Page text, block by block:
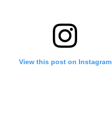
View this post on Instagram